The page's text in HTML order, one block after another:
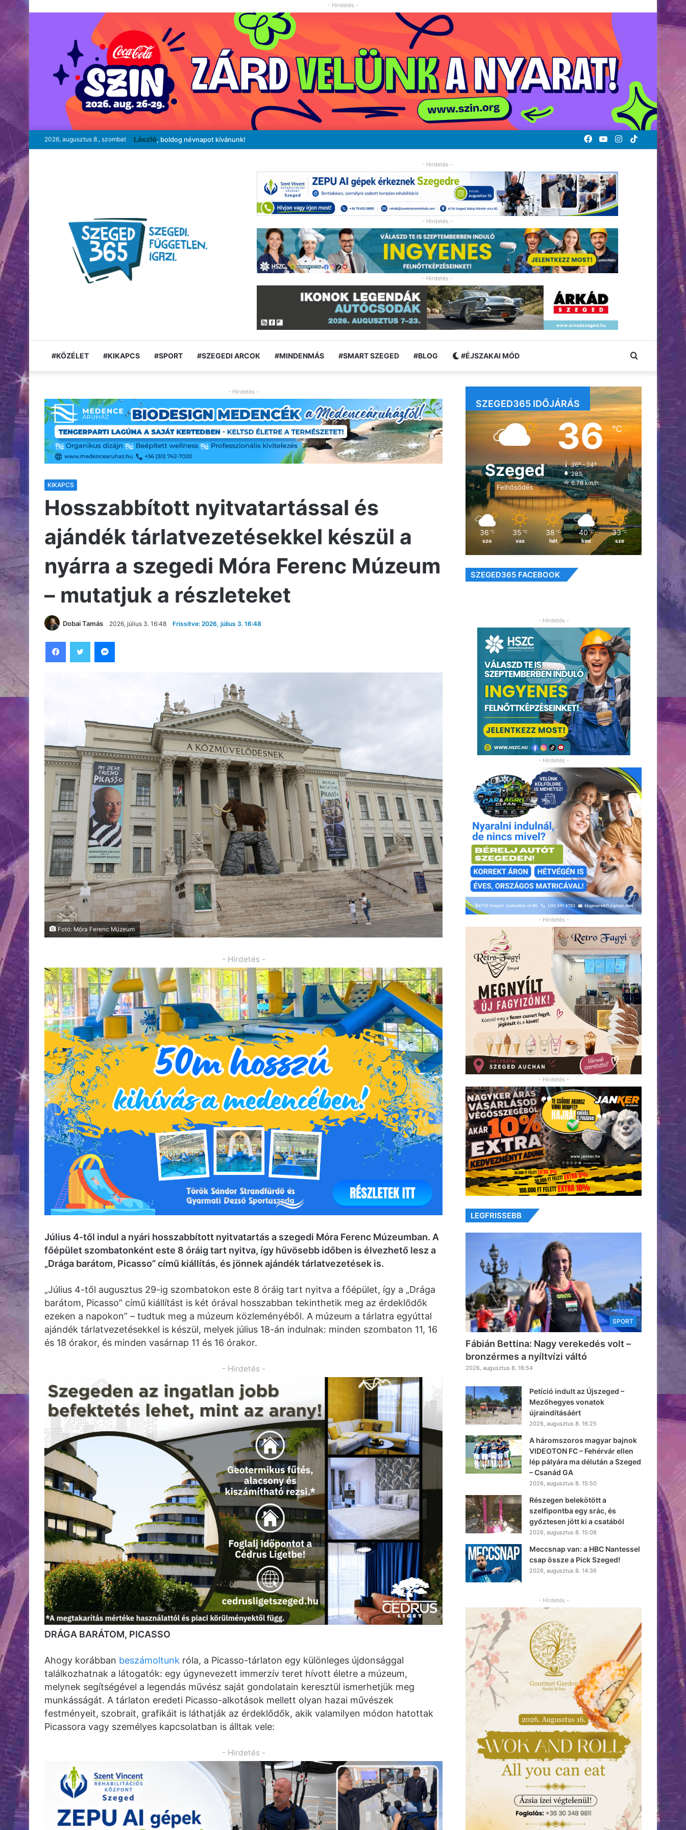
- Hirdetés -
2026, augusztus 8., szombat László, boldog névnapot kívánunk! TikTok
Instagram
YouTube
Facebook
- Hirdetés -
- Hirdetés -
- Hirdetés -
#KÖZÉLET #KIKAPCS #SPORT #SZEGEDI ARCOK #MINDENMÁS #SMART SZEGED #BLOG #ÉJSZAKAI MÓD Keresés:
- Hirdetés -
KIKAPCS
Hosszabbított nyitvatartással és
ajándék tárlatvezetésekkel készül a
nyárra a szegedi Móra Ferenc Múzeum
– mutatjuk a részleteket
Dobai Tamás 2026, július 3. 16:48 Frissítve: 2026, július 3. 16:48
Fotó: Móra Ferenc Múzeum
- Hirdetés -
Július 4-től indul a nyári hosszabbított nyitvatartás a szegedi Móra Ferenc Múzeumban. A
főépület szombatonként este 8 óráig tart nyitva, így hűvösebb időben is élvezhető lesz a
„Drága barátom, Picasso” című kiállítás, és jönnek ajándék tárlatvezetések is.
„Július 4-től augusztus 29-ig szombatokon este 8 óráig tart nyitva a főépület, így a „Drága
barátom, Picasso” című kiállítást is két órával hosszabban tekinthetik meg az érdeklődők
ezeken a napokon” – tudtuk meg a múzeum közleményéből. A múzeum a tárlatra egyúttal
ajándék tárlatvezetésekkel is készül, melyek július 18-án indulnak: minden szombaton 11, 16
és 18 órakor, és minden vasárnap 11 és 16 órakor.
- Hirdetés -
DRÁGA BARÁTOM, PICASSO
Ahogy korábban beszámoltunk róla, a Picasso-tárlaton egy különleges újdonsággal
találkozhatnak a látogatók: egy úgynevezett immerzív teret hívott életre a múzeum,
melynek segítségével a legendás művész saját gondolatain keresztül ismerhetjük meg
munkásságát. A tárlaton eredeti Picasso-alkotások mellett olyan hazai művészek
festményeit, szobrait, grafikáit is láthatják az érdeklődők, akik valamilyen módon hatottak
Picassora vagy személyes kapcsolatban is álltak vele:
- Hirdetés -
SZEGED365 IDŐJÁRÁS
Szeged
Felhősödés
36℃
36º - 24º
28%
6.78 km/h
36 ℃
szo
35 ℃
vas
38 ℃
hét
40 ℃
ked
33 ℃
sze
SZEGED365 FACEBOOK
- Hirdetés -
- Hirdetés -
- Hirdetés -
- Hirdetés -
LEGFRISSEBB
SPORT
Fábián Bettina: Nagy verekedés volt –
bronzérmes a nyíltvízi váltó
2026, augusztus 8. 16:54
Petíció indult az Újszeged –
Mezőhegyes vonatok
újraindításáért
2026, augusztus 8. 16:25
A háromszoros magyar bajnok
VIDEOTON FC – Fehérvár ellen
lép pályára ma délután a Szeged
– Csanád GA
2026, augusztus 8. 15:50
Részegen belekötött a
szelfipontba egy srác, és
győztesen jött ki a csatából
2026, augusztus 8. 15:08
Meccsnap van: a HBC Nantessel
csap össze a Pick Szeged!
2026, augusztus 8. 14:36
- Hirdetés -